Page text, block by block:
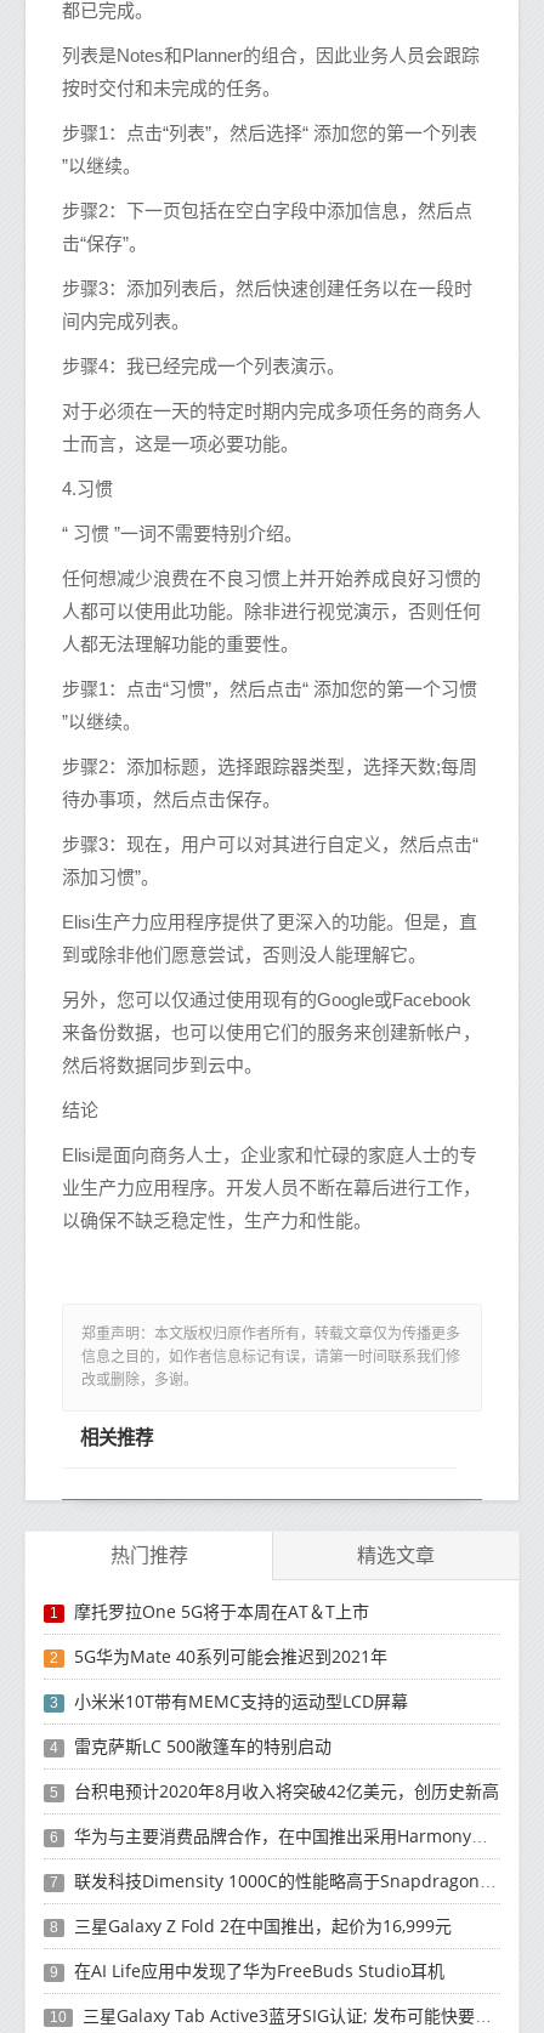
都已完成。
列表是Notes和Planner的组合，因此业务人员会跟踪
按时交付和未完成的任务。
步骤1：点击“列表”，然后选择“ 添加您的第一个列表
”以继续。
步骤2：下一页包括在空白字段中添加信息，然后点
击“保存”。
步骤3：添加列表后，然后快速创建任务以在一段时
间内完成列表。
步骤4：我已经完成一个列表演示。
对于必须在一天的特定时期内完成多项任务的商务人
士而言，这是一项必要功能。
4.习惯
“ 习惯 ”一词不需要特别介绍。
任何想减少浪费在不良习惯上并开始养成良好习惯的
人都可以使用此功能。除非进行视觉演示，否则任何
人都无法理解功能的重要性。
步骤1：点击“习惯”，然后点击“ 添加您的第一个习惯
”以继续。
步骤2：添加标题，选择跟踪器类型，选择天数;每周
待办事项，然后点击保存。
步骤3：现在，用户可以对其进行自定义，然后点击“
添加习惯”。
Elisi生产力应用程序提供了更深入的功能。但是，直
到或除非他们愿意尝试，否则没人能理解它。
另外，您可以仅通过使用现有的Google或Facebook
来备份数据，也可以使用它们的服务来创建新帐户，
然后将数据同步到云中。
结论
Elisi是面向商务人士，企业家和忙碌的家庭人士的专
业生产力应用程序。开发人员不断在幕后进行工作，
以确保不缺乏稳定性，生产力和性能。
郑重声明：本文版权归原作者所有，转载文章仅为传播更多
信息之目的，如作者信息标记有误，请第一时间联系我们修
改或删除，多谢。
相关推荐
热门推荐 精选文章
1 摩托罗拉One 5G将于本周在AT＆T上市
2 5G华为Mate 40系列可能会推迟到2021年
3 小米米10T带有MEMC支持的运动型LCD屏幕
4 雷克萨斯LC 500敞篷车的特别启动
5 台积电预计2020年8月收入将突破42亿美元，创历史新高
6 华为与主要消费品牌合作，在中国推出采用HarmonyOS 2.0的智能家居产品
7 联发科技Dimensity 1000C的性能略高于Snapdragon 765G
8 三星Galaxy Z Fold 2在中国推出，起价为16,999元
9 在AI Life应用中发现了华为FreeBuds Studio耳机
10 三星Galaxy Tab Active3蓝牙SIG认证; 发布可能快要结束了